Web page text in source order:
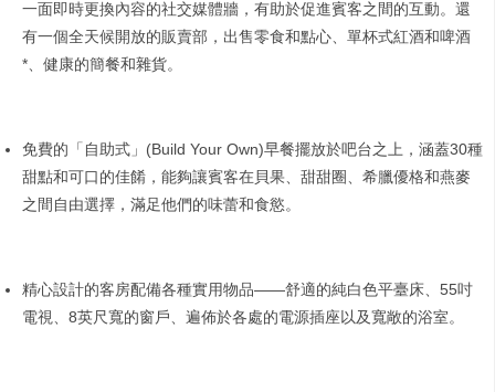
一面即時更換內容的社交媒體牆，有助於促進賓客之間的互動。還
有一個全天候開放的販賣部，出售零食和點心、單杯式紅酒和啤酒
*、健康的簡餐和雜貨。
免費的「自助式」(Build Your Own)早餐擺放於吧台之上，涵蓋30種
甜點和可口的佳餚，能夠讓賓客在貝果、甜甜圈、希臘優格和燕麥
之間自由選擇，滿足他們的味蕾和食慾。
精心設計的客房配備各種實用物品——舒適的純白色平臺床、55吋
電視、8英尺寬的窗戶、遍佈於各處的電源插座以及寬敞的浴室。